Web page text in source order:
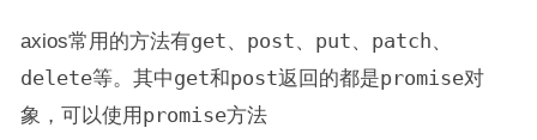
axios常用的方法有get、 post、 put、 patch、
delete等。其中get和post返回的都是promise对
象，可以使用 promise方法